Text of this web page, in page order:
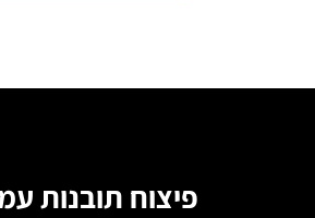
פיצוח תובנות